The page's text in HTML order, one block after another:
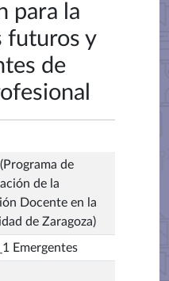
para la
futuros y
de
de
de la
Docente en la
de Zaragoza)
Emergentes